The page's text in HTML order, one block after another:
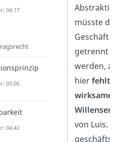
müsste
Geschäft
getrennt
werden,
hierfehlt
wirksamen
von Luis.
04:17
05:06
04:42